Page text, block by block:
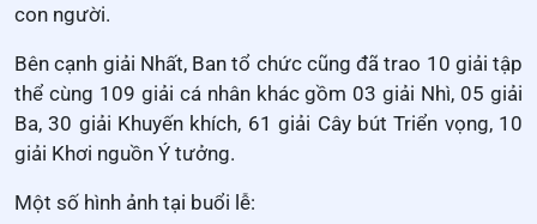
con người.
Bên cạnh giải Nhất, Ban tổ chức cũng đã trao 10 giải tập
thể cùng 109 giải cá nhân khác gồm 03 giải Nhì, 05 giải
Ba, 30 giải Khuyến khích, 61 giải Cây bút Triển vọng, 10
giải Khơi nguồn Ý tưởng.
Một số hình ảnh tại buổi lễ: